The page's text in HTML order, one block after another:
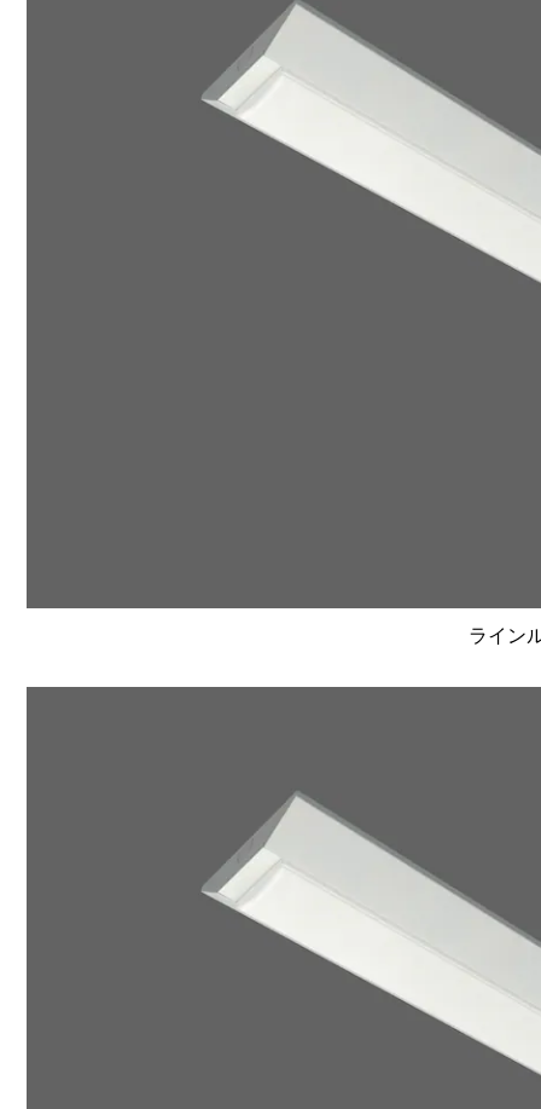
ライン